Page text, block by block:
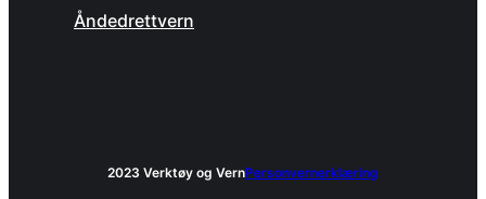
Åndedrettvern
2023 Verktøy og VernPersonvernerklæring